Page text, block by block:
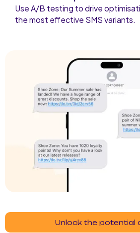
Use A/B testing to drive
the most effective SMS variants.
Unlock the potential